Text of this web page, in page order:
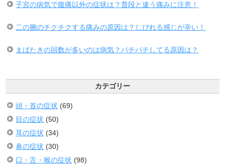
子宮の病気で腹痛以外の症状は？普段と違う痛みに注意！
二の腕のチクチクする痛みの原因は？しびれる感じが辛い！
まばたきの回数が多いのは病気？パチパチしてる原因は？
カテゴリー
頭・首の症状 (69)
目の症状 (50)
耳の症状 (34)
鼻の症状 (30)
口・舌・喉の症状 (98)